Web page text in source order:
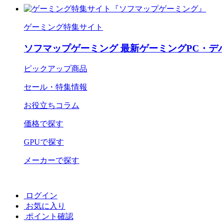
ゲーミング特集サイト
ソフマップゲーミング 最新ゲーミングPC・デ
ピックアップ商品
セール・特集情報
お役立ちコラム
価格で探す
GPUで探す
メーカーで探す
ログイン
お気に入り
ポイント確認